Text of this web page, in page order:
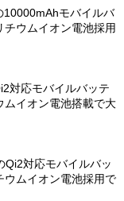
10000mAhモバイルバ
ウムイオン電池採用
対応モバイルバッテ
イオン電池搭載で大
Qi2対応モバイルバッ
ムイオン電池採用で